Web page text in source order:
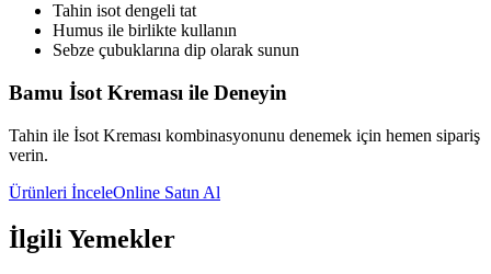
Tahin isot dengeli tat
Humus ile birlikte kullanın
Sebze çubuklarına dip olarak sunun
Bamu İsot Kreması ile Deneyin
Tahin ile İsot Kreması kombinasyonunu denemek için hemen sipariş
verin.
Ürünleri İnceleOnline Satın Al
İlgili Yemekler